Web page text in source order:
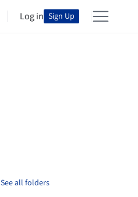
Log in Sign Up
See all folders